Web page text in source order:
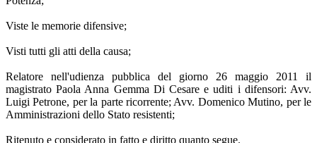
Viste le memorie difensive;
Visti tutti gli atti della causa;
Relatore nell'udienza pubblica del giorno 26 maggio 2011 il
magistrato Paola Anna Gemma Di Cesare e uditi i difensori: Avv.
Luigi Petrone, per la parte ricorrente; Avv. Domenico Mutino, per le
Amministrazioni dello Stato resistenti;
Ritenuto e considerato in fatto e diritto quanto segue.